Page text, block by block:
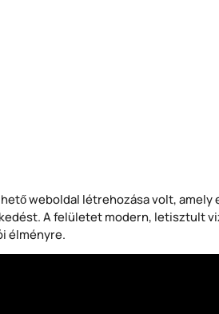
weboldal létrehozása volt, amely
A felületet modern, letisztult
élményre.